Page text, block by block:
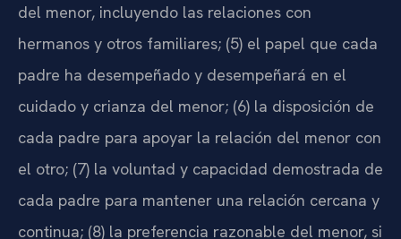
del menor, incluyendo las relaciones con
hermanos y otros familiares; (5) el papel que cada
padre ha desempeñado y desempeñará en el
cuidado y crianza del menor; (6) la disposición de
cada padre para apoyar la relación del menor con
el otro; (7) la voluntad y capacidad demostrada de
cada padre para mantener una relación cercana y
continua; (8) la preferencia razonable del menor, si